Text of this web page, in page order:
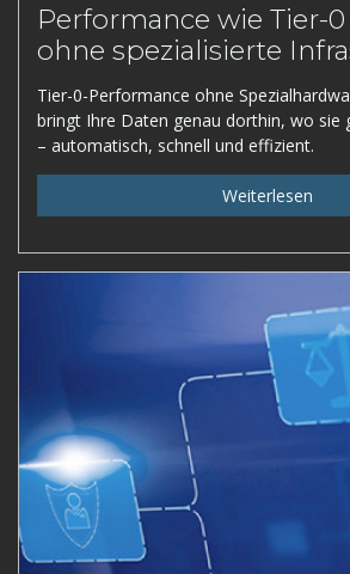
Performance wie Tier-0
ohne spezialisierte
Tier-0-Performance ohne
bringt Ihre Daten genau dorthin, wo sie
– automatisch, schnell und effizient.
Weiterlesen